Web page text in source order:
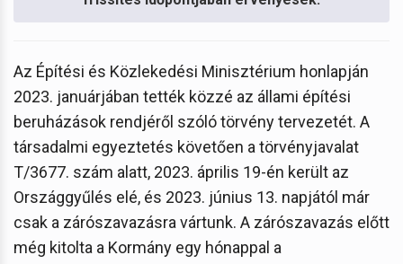
Az Építési és Közlekedési Minisztérium honlapján
2023. januárjában tették közzé az állami építési
beruházások rendjéről szóló törvény tervezetét. A
társadalmi egyeztetés követően a törvényjavalat
T/3677. szám alatt, 2023. április 19-én került az
Országgyűlés elé, és 2023. június 13. napjától már
csak a zárószavazásra vártunk. A zárószavazás előtt
még kitolta a Kormány egy hónappal a